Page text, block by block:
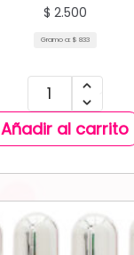
$ 2.500
Gramo a: $ 833
Añadir al carrito